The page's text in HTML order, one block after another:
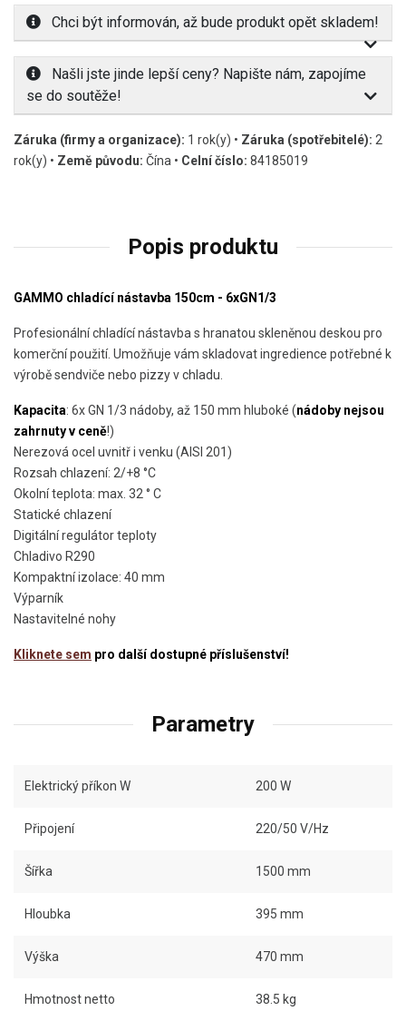
Chci být informován, až bude produkt opět skladem!
Našli jste jinde lepší ceny? Napište nám, zapojíme
se do soutěže!
Záruka (firmy a organizace): 1 rok(y) • Záruka (spotřebitelé): 2
rok(y) • Země původu: Čína • Celní číslo: 84185019
Popis produktu
GAMMO chladící nástavba 150cm - 6xGN1/3
Profesionální chladící nástavba s hranatou skleněnou deskou pro
komerční použití. Umožňuje vám skladovat ingredience potřebné k
výrobě sendviče nebo pizzy v chladu.
Kapacita: 6x GN 1/3 nádoby, až 150 mm hluboké (nádoby nejsou
zahrnuty v ceně!)
Nerezová ocel uvnitř i venku (AISI 201)
Rozsah chlazení: 2/+8 °C
Okolní teplota: max. 32 ° C
Statické chlazení
Digitální regulátor teploty
Chladivo R290
Kompaktní izolace: 40 mm
Výparník
Nastavitelné nohy
Kliknete sem pro další dostupné příslušenství!
Parametry
Elektrický příkon W 200 W
Připojení 220/50 V/Hz
Šířka 1500 mm
Hloubka 395 mm
Výška 470 mm
Hmotnost netto 38.5 kg